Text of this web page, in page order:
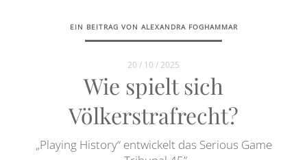
EIN BEITRAG VON ALEXANDRA FOGHAMMAR
20 / 10 / 2025
Wie spielt sich
Völkerstrafrecht?
„Playing History“ entwickelt das Serious Game